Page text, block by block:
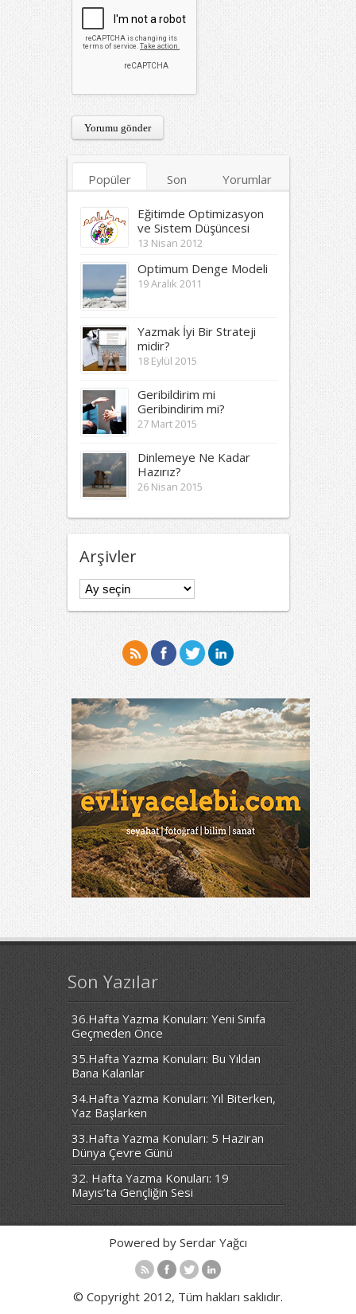
Popüler Son
Yorumlar
Etiketler
Eğitimde Optimizasyon
ve Sistem Düşüncesi
13 Nisan 2012
Optimum Denge Modeli
19 Aralık 2011
Yazmak İyi Bir Strateji
midir?
18 Eylül 2015
Geribildirim mi
Geribindirim mi?
27 Mart 2015
Dinlemeye Ne Kadar
Hazırız?
26 Nisan 2015
Arşivler
Arşivler
Son Yazılar
36.Hafta Yazma Konuları: Yeni Sınıfa
Geçmeden Önce
35.Hafta Yazma Konuları: Bu Yıldan
Bana Kalanlar
34.Hafta Yazma Konuları: Yıl Biterken,
Yaz Başlarken
33.Hafta Yazma Konuları: 5 Haziran
Dünya Çevre Günü
32. Hafta Yazma Konuları: 19
Mayıs’ta Gençliğin Sesi
Powered by Serdar Yağcı
© Copyright 2012, Tüm hakları saklıdır.